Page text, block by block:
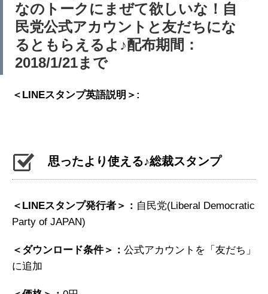
なのトークにまぜて欲しいな！自
民党公式アカウントと友だちにな
るともらえるよ♪配布期間：
2018/1/21まで
＜LINEスタンプ英語説明＞:
思ったより使える♪総裁スタンプ
＜LINEスタンプ発行者＞： 自民党(Liberal Democratic
Party of JAPAN)
＜ダウンロード条件＞： 公式アカウントを「友だち」
に追加